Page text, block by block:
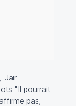
Jair
"Il pourrait
pas,